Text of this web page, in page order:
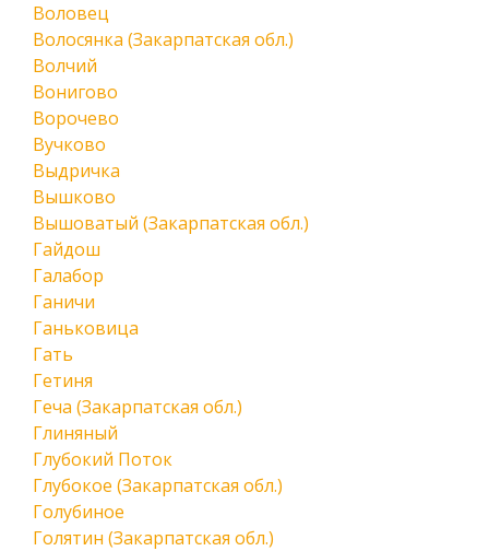
Воловец
Волосянка (Закарпатская обл.)
Волчий
Вонигово
Ворочево
Вучково
Выдричка
Вышково
Вышоватый (Закарпатская обл.)
Гайдош
Галабор
Ганичи
Ганьковица
Гать
Гетиня
Геча (Закарпатская обл.)
Глиняный
Глубокий Поток
Глубокое (Закарпатская обл.)
Голубиное
Голятин (Закарпатская обл.)